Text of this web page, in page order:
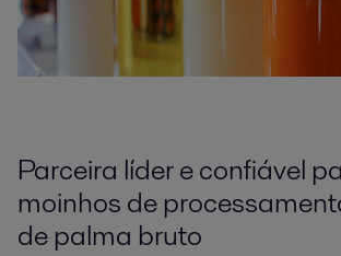
Parceira líder e confiável
moinhos de
de palma bruto